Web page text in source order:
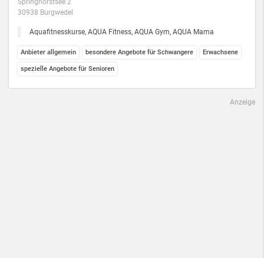
Springhorstsee 2
30938 Burgwedel
Aquafitnesskurse, AQUA Fitness, AQUA Gym, AQUA Mama
Anbieter allgemein besondere Angebote für Schwangere Erwachsene
spezielle Angebote für Senioren
Anzeige